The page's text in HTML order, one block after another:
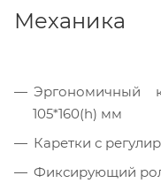
Механика
Эргономичный
105*160(h) мм
Каретки с
Фиксирующий